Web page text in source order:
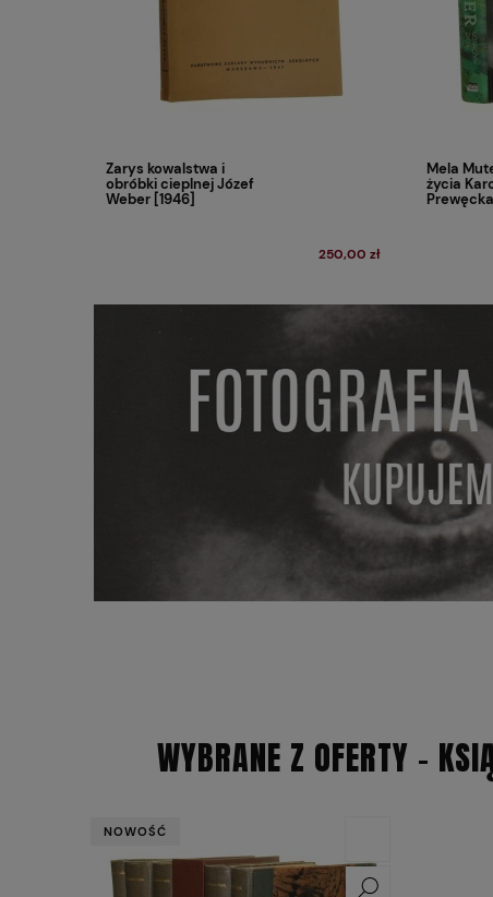
Zarys kowalstwa i
obróbki cieplnej Józef
Weber [1946]
250,00 zł
Mela
życia
WYBRANE Z OFERTY -
NOWOŚĆ